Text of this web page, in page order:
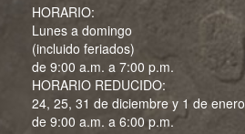
HORARIO:
Lunes a domingo
(incluido feriados)
de 9:00 a.m. a 7:00 p.m.
HORARIO REDUCIDO:
24, 25, 31 de diciembre y 1 de enero
de 9:00 a.m. a 6:00 p.m.